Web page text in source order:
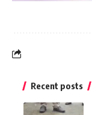
Recent posts